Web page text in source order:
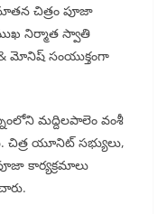
చిత్రం పూజా
నిర్మాత స్వాతి
మోనిష్ సంయుక్తంగా
మద్దిలపాలెం వంశీ
చిత్ర యూనిట్ సభ్యులు,
కార్యక్రమాలు